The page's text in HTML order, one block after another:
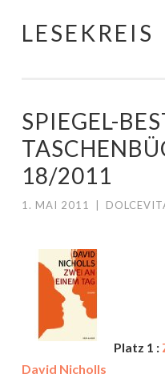
Springe
LESEKREIS
SPIEGEL-
18/2011
1. MAI 2011
Platz 1 :
David Nicholls